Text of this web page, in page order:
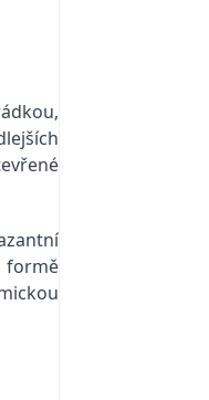
formě